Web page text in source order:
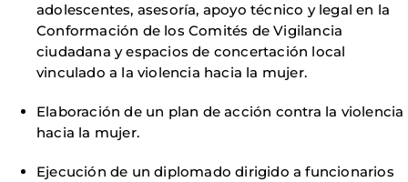
adolescentes, asesoría, apoyo técnico y legal en la
Conformación de los Comités de Vigilancia
ciudadana y espacios de concertación local
vinculado a la violencia hacia la mujer.
Elaboración de un plan de acción contra la violencia
hacia la mujer.
Ejecución de un diplomado dirigido a funcionarios